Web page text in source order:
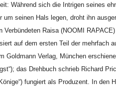
Während sich die Intrigen seines
um seinen Hals legen, droht ihn
Verbündeten Raisa (NOOMI
auf dem ersten Teil der mehrfach
Goldmann Verlag, München
das Drehbuch schrieb Richard
fungiert als Produzent. In den